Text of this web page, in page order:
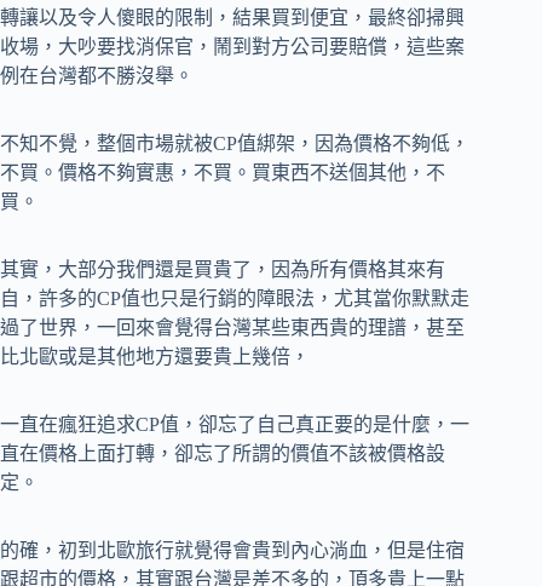
轉讓以及令人傻眼的限制，結果買到便宜，最終卻掃興
收場，大吵要找消保官，鬧到對方公司要賠償，這些案
例在台灣都不勝沒舉。
不知不覺，整個市場就被CP值綁架，因為價格不夠低，
不買。價格不夠實惠，不買。買東西不送個其他，不
買。
其實，大部分我們還是買貴了，因為所有價格其來有
自，許多的CP值也只是行銷的障眼法，尤其當你默默走
過了世界，一回來會覺得台灣某些東西貴的理譜，甚至
比北歐或是其他地方還要貴上幾倍，
一直在瘋狂追求CP值，卻忘了自己真正要的是什麼，一
直在價格上面打轉，卻忘了所謂的價值不該被價格設
定。
的確，初到北歐旅行就覺得會貴到內心淌血，但是住宿
跟超市的價格，其實跟台灣是差不多的，頂多貴上一點